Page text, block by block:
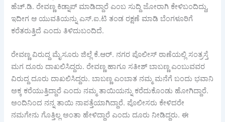
ಹೆಚ್.ಡಿ. ರೇವಣ್ಣ ಕಿಡ್ನಾಪ್ ಮಾಡಿದ್ದಾರೆ ಎಂಬ ಸುದ್ದಿ ಜೋರಾಗಿ ಕೇಳಿಬಂದಿದ್ದು,
ಇದೀಗ ಆ ಯುವತಿಯನ್ನು ಎಸ್.ಐ.ಟಿ ತಂಡ ರಕ್ಷಣೆ ಮಾಡಿ ಬೆಂಗಳೂರಿಗೆ
ಕರೆತರುತ್ತಿದೆ ಎಂದು ತಿಳಿದುಬಂದಿದೆ.
ರೇವಣ್ಣ ವಿರುದ್ದ ಮೈಸೂರು ಜಿಲ್ಲೆ ಕೆ.ಆರ್‍. ನಗರ ಪೊಲೀಸ್ ಠಾಣೆಯಲ್ಲಿ ಸಂತ್ರಸ್ತೆ
ಮಗ ದೂರು ದಾಖಲಿಸಿದ್ದರು. ರೇವಣ್ಣ ಹಾಗೂ ಸತೀಶ್ ಬಾಬಣ್ಣ ಎಂಬುವವರ
ವಿರುದ್ದ ದೂರು ದಾಖಲಿಸಿದ್ದರು. ಬಾಬಣ್ಣ ಎಂಬಾತ ನಮ್ಮ ಮನೆಗೆ ಬಂದು ಭವಾನಿ
ಅಕ್ಕ ಕರೆಯುತ್ತಿದ್ದಾರೆ ಎಂದು ನಮ್ಮ ತಾಯಿಯನ್ನು ಕರೆದುಕೊಂಡು ಹೋಗಿದ್ದಾರೆ.
ಅಂದಿನಿಂದ ನನ್ನ ತಾಯಿ ನಾಪತ್ತೆಯಾಗಿದ್ದಾರೆ. ಪೊಲೀಸರು ಕೇಳಿದರೇ
ನಮಗೇನು ಗೊತ್ತಿಲ್ಲ ಅಂತಾ ಹೇಳಿದ್ದಾರೆ ಎಂದು ದೂರು ನೀಡಿದ್ದರು. ಈ